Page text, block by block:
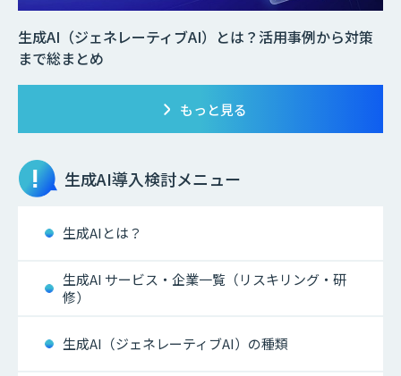
生成AI（ジェネレーティブAI）とは？活用事例から対策
まで総まとめ
もっと見る
生成AI導入検討メニュー
生成AIとは？
生成AI サービス・企業一覧（リスキリング・研
修）
生成AI（ジェネレーティブAI）の種類